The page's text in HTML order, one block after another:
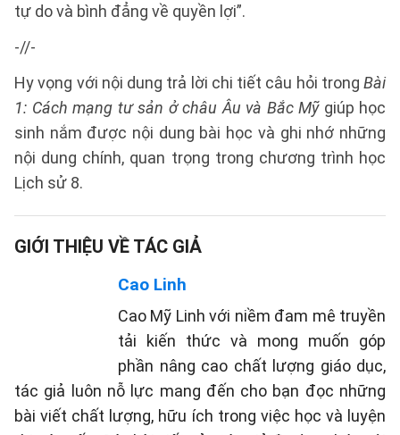
tự do và bình đẳng về quyền lợi”.
-//-
Hy vọng với nội dung trả lời chi tiết câu hỏi trong Bài
1: Cách mạng tư sản ở châu Âu và Bắc Mỹgiúp học
sinh nắm được nội dung bài học và ghi nhớ những
nội dung chính, quan trọng trong chương trình học
Lịch sử 8.
GIỚI THIỆU VỀ TÁC GIẢ
Cao Linh
Cao Mỹ Linh với niềm đam mê truyền
tải kiến thức và mong muốn góp
phần nâng cao chất lượng giáo dục,
tác giả luôn nỗ lực mang đến cho bạn đọc những
bài viết chất lượng, hữu ích trong việc học và luyện